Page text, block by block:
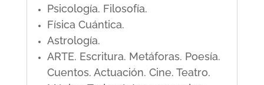
Psicología. Filosofía.
Física Cuántica.
Astrología.
ARTE. Escritura. Metáforas. Poesía.
Cuentos. Actuación. Cine. Teatro.